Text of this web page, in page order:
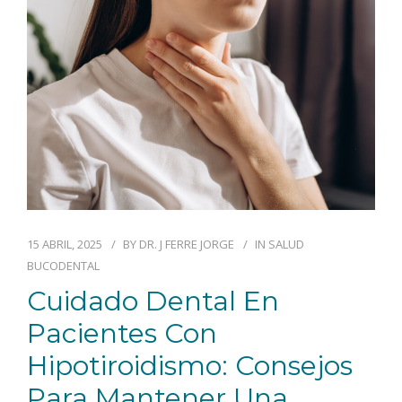
CONTACTO
15 ABRIL, 2025 BY DR. J FERRE JORGE IN SALUD
BUCODENTAL
Cuidado Dental En
Pacientes Con
Hipotiroidismo: Consejos